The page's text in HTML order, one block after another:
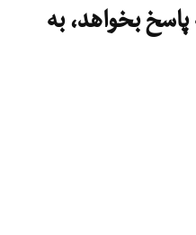
بخواهد، به